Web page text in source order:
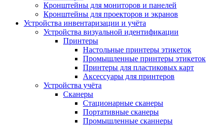
Кронштейны для мониторов и панелей
Кронштейны для проекторов и экранов
Устройства инвентаризации и учёта
Устройства визуальной идентификации
Принтеры
Настольные принтеры этикеток
Промышленные принтеры этикеток
Принтеры для пластиковых карт
Аксессуары для принтеров
Устройства учёта
Сканеры
Стационарные сканеры
Портативные сканеры
Промышленные сканнеры